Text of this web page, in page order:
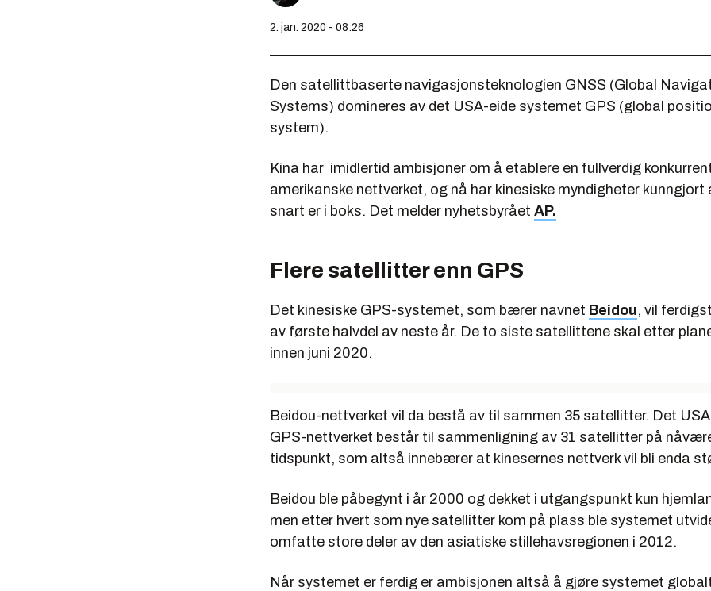
2. jan. 2020 - 08:26
Den satellittbaserte navigasjonsteknologien GNSS (Global
Systems) domineres av det USA-eide systemet GPS (global
system).
Kina har imidlertid ambisjoner om å etablere en fullverdig
amerikanske nettverket, og nå har kinesiske myndigheter kunngjort
snart er i boks. Det melder nyhetsbyrået AP.
Flere satellitter enn GPS
Det kinesiske GPS-systemet, som bærer navnet Beidou, vil
av første halvdel av neste år. De to siste satellittene skal etter
innen juni 2020.
Beidou-nettverket vil da bestå av til sammen 35 satellitter. Det
GPS-nettverket består til sammenligning av 31 satellitter på
tidspunkt, som altså innebærer at kinesernes nettverk vil bli enda
Beidou ble påbegynt i år 2000 og dekket i utgangspunkt kun
men etter hvert som nye satellitter kom på plass ble systemet
omfatte store deler av den asiatiske stillehavsregionen i 2012.
Når systemet er ferdig er ambisjonen altså å gjøre systemet